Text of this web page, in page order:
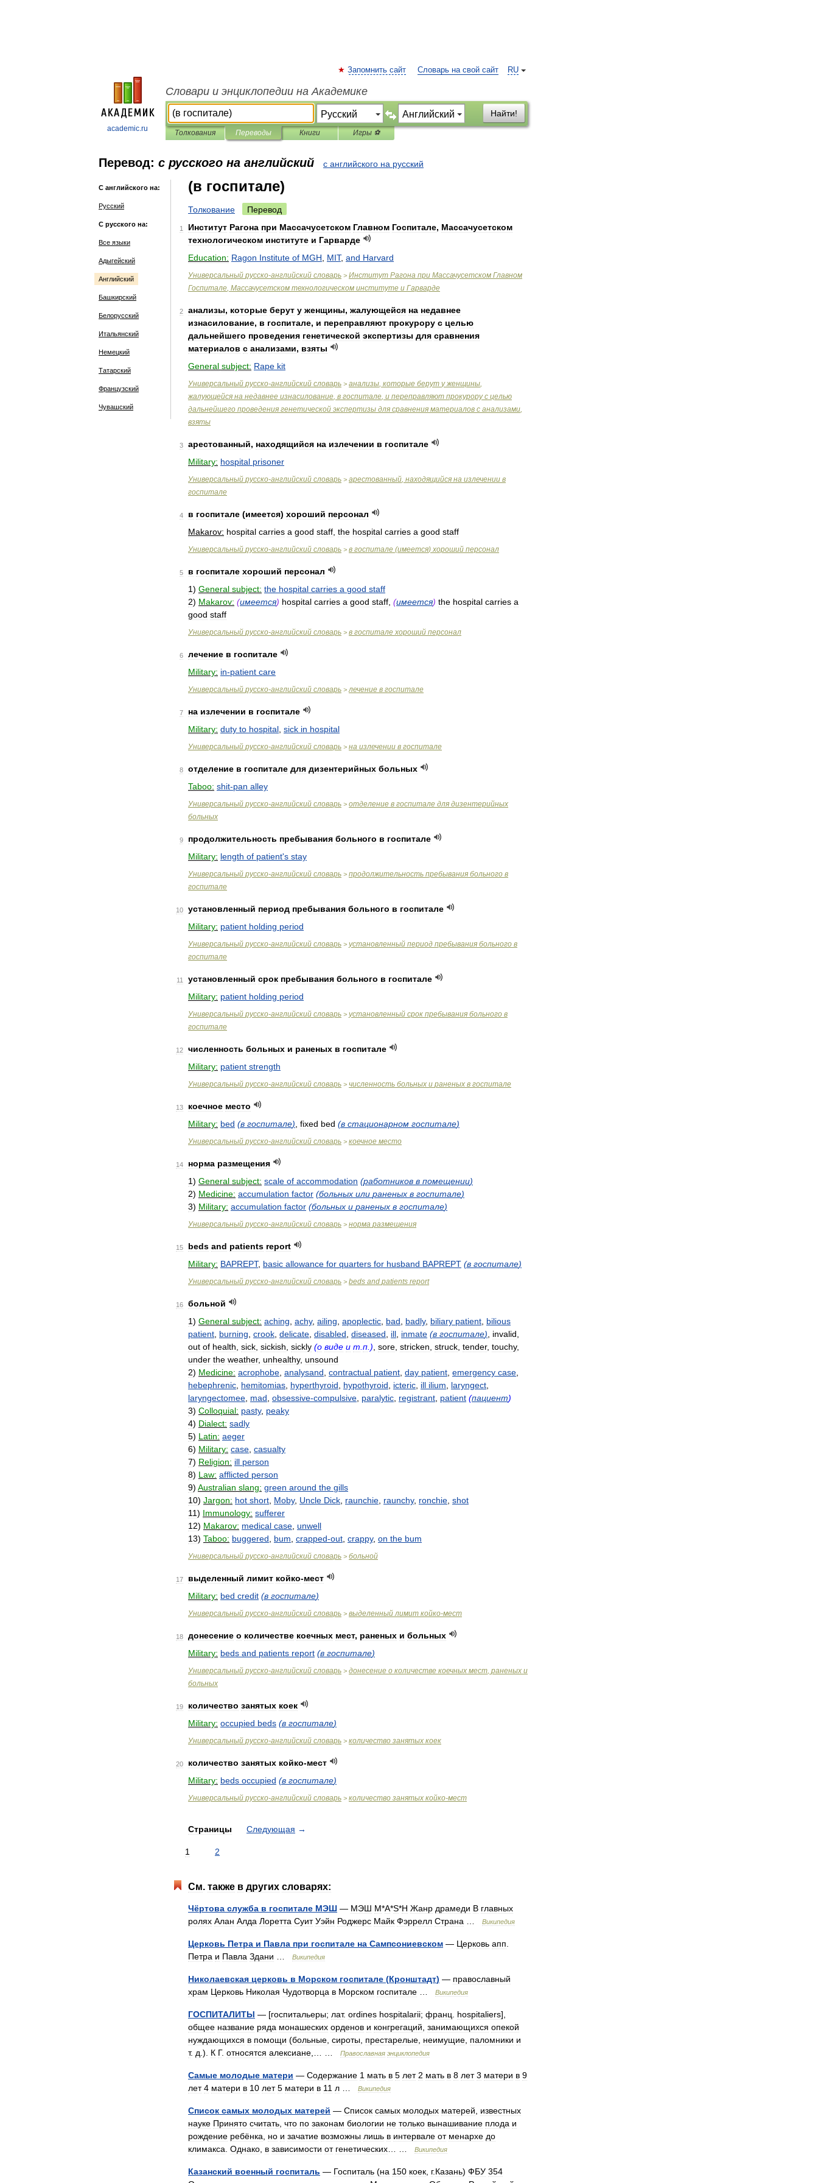
academic.ru
RU
Запомнить сайт Словарь на свой сайт
Словари и энциклопедии на Академике
Найти!
Толкования Переводы Книги Игры ⚽
Перевод: с русского на английский с английского на русский
С английского на:
Русский
С русского на:
Все языки
Адыгейский
Английский
Башкирский
Белорусский
Итальянский
Немецкий
Татарский
Французский
Чувашский
(в госпитале)
Толкование Перевод
1 Институт Рагона при Массачусетском Главном Госпитале, Массачусетском
технологическом институте и Гарварде
Education: Ragon Institute of MGH MIT, and Harvard
Универсальный русско-английский словарь > Институт Рагона при Массачусетском Главном
Госпитале, Массачусетском технологическом институте и Гарварде
2 анализы, которые берут у женщины, жалующейся на недавнее
изнасилование, в госпитале, и переправляют прокурору с целью
дальнейшего проведения генетической экспертизы для сравнения
материалов с анализами, взяты
General subject: Rape kit
Универсальный русско-английский словарь > анализы, которые берут у женщины,
жалующейся на недавнее изнасилование, в госпитале, и переправляют прокурору с целью
дальнейшего проведения генетической экспертизы для сравнения материалов с анализами,
взяты
3 арестованный, находящийся на излечении в госпитале
Military: hospital prisoner
Универсальный русско-английский словарь > арестованный, находящийся на излечении в
госпитале
4 в госпитале (имеется) хороший персонал
Makarov: hospital carries a good staff the hospital carries a good staff
Универсальный русско-английский словарь > в госпитале (имеется)хороший персонал
5 в госпитале хороший персонал
1) General subject: the hospital carries a good staff
2) Makarov: (имеется) hospital carries a good staff (имеется) the hospital carries a
good staff
Универсальный русско-английский словарь > в госпитале хороший персонал
6 лечение в госпитале
Military: in-patient care
Универсальный русско-английский словарь > лечение в госпитале
7 на излечении в госпитале
Military: duty to hospital sick in hospital
Универсальный русско-английский словарь > на излечении в госпитале
8 отделение в госпитале для дизентерийных больных
Taboo: shit-pan alley
Универсальный русско-английский словарь > отделение в госпитале для дизентерийных
больных
9 продолжительность пребывания больного в госпитале
Military: length of patient's stay
Универсальный русско-английский словарь > продолжительность пребывания больного в
госпитале
10 установленный период пребывания больного в госпитале
Military: patient holding period
Универсальный русско-английский словарь > установленный период пребывания больного в
госпитале
11 установленный срок пребывания больного в госпитале
Military: patient holding period
Универсальный русско-английский словарь > установленный срок пребывания больного в
госпитале
12 численность больных и раненых в госпитале
Military: patient strength
Универсальный русско-английский словарь > численность больных и раненых в госпитале
13 коечное место
Military: bed (в госпитале) fixed bed (в стационарном госпитале)
Универсальный русско-английский словарь > коечное место
14 норма размещения
1) General subject: scale of accommodation (работников в помещении)
2) Medicine: accumulation factor (больных или раненых в госпитале)
3) Military: accumulation factor (больных и раненых в госпитале)
Универсальный русско-английский словарь > норма размещения
15 beds and patients report
Military: BAPREPT, basic allowance for quarters for husband BAPREPT (в госпитале)
Универсальный русско-английский словарь > beds and patients report
16
больной
1) General subject: aching achy, ailing apoplectic bad badly, biliary patient bilious
patient burning crook delicate disabled diseased ill inmate (в госпитале) invalid
out of health sick sickish sickly (о виде и т п .) sore stricken struck tender, touchy,
under the weather, unhealthy, unsound
2) Medicine: acrophobe analysand contractual patient day patient emergency case
hebephrenic hemitomias hyperthyroid hypothyroid icteric ill ilium laryngect
laryngectomee mad obsessive-compulsive paralytic registrant patient (пациент)
3) Colloquial: pasty, peaky
4) Dialect: sadly
5) Latin: aeger
6) Military: case casualty
7) Religion: ill person
8) Law: afflicted person
9) Australian slang: green around the gills
10) Jargon: hot short Moby, Uncle Dick raunchie raunchy, ronchie shot
11) Immunology: sufferer
12) Makarov: medical case unwell
13) Taboo: buggered bum crapped-out crappy, on the bum
Универсальный русско-английский словарь > больной
17 выделенный лимит койко-мест
Military: bed credit (в госпитале)
Универсальный русско-английский словарь > выделенный лимит койко-мест
18 донесение о количестве коечных мест, раненых и больных
Military: beds and patients report (в госпитале)
Универсальный русско-английский словарь > донесение о количестве коечных мест, раненых и
больных
19 количество занятых коек
Military: occupied beds (в госпитале)
Универсальный русско-английский словарь > количество занятых коек
20 количество занятых койко-мест
Military: beds occupied (в госпитале)
Универсальный русско-английский словарь > количество занятых койко-мест
Страницы Следующая →
1 2
См. также в других словарях:
Чёртова служба в госпитале МЭШ — МЭШ M*A*S*H Жанр драмеди В главных
ролях Алан Алда Лоретта Суит Уэйн Роджерс Майк Фэррелл Страна Википедия
Церковь Петра и Павла при госпитале на Сампсониевском — Церковь апп
Петра и Павла Здани Википедия
Николаевская церковь в Морском госпитале (Кронштадт) — православный
храм Церковь Николая Чудотворца в Морском госпитале Википедия
ГОСПИТАЛИТЫ — [госпитальеры; лат. ordines hospitalarii; франц hospitaliers],
общее название ряда монашеских орденов и конгрегаций занимающихся опекой
нуждающихся в помощи (больные сироты престарелые неимущие паломники и
т. д .). К Г. относятся алексиане Православная энциклопедия
Самые молодые матери — Содержание 1 мать в 5 лет 2 мать в 8 лет 3 матери в 9
лет 4 матери в 10 лет 5 матери в 11 л Википедия
Список самых молодых матерей — Список самых молодых матерей
известных
науке Принято считать что по законам биологии не только вынашивание плода и
рождение ребёнка но и зачатие возможны лишь в интервале от менархе до
климакса Однако в зависимости от генетических Википедия
Казанский военный госпиталь — Госпиталь (на 150 коек г.Казань) ФБУ 354